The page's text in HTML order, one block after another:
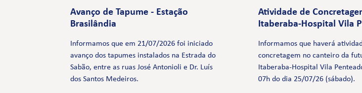
Avanço de Tapume - Estação
Brasilândia
Informamos que em 21/07/2026 foi iniciado
avanço dos tapumes instalados na Estrada do
Sabão, entre as ruas José Antonioli e Dr. Luís
dos Santos Medeiros.
Atividade de
Itaberaba-Hospital Vila
Informamos que haverá
concretagem no canteiro da
Itaberaba-Hospital Vila
07h do dia 25/07/26 (sábado).